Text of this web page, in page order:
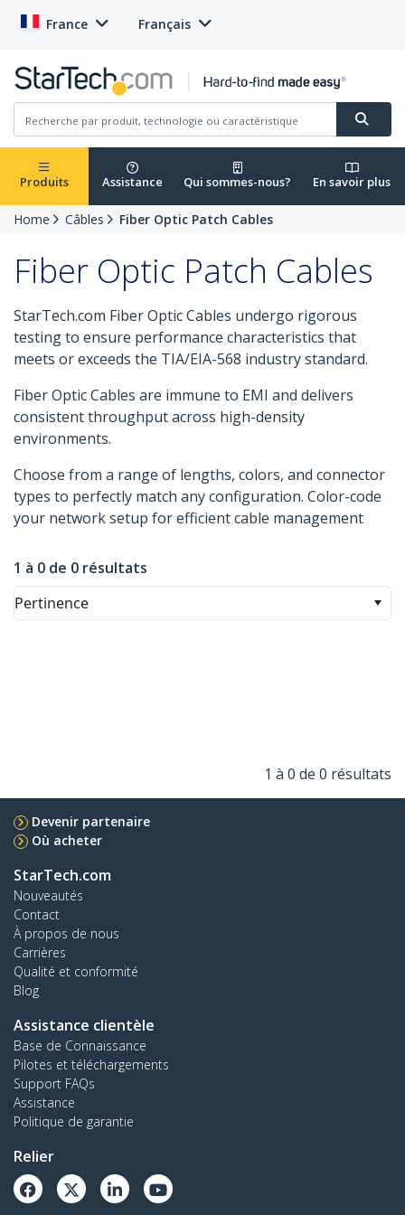
France Français
Produits Assistance Qui sommes-nous? En savoir plus
Home Câbles Fiber Optic Patch Cables
Fiber Optic Patch Cables
StarTech.com Fiber Optic Cables undergo rigorous
testing to ensure performance characteristics that
meets or exceeds the TIA/EIA-568 industry standard.
Fiber Optic Cables are immune to EMI and delivers
consistent throughput across high-density
environments.
Choose from a range of lengths, colors, and connector
types to perfectly match any configuration. Color-code
your network setup for efficient cable management
1 à 0 de 0 résultats
Pertinence
1 à 0 de 0 résultats
Devenir partenaire
Où acheter
StarTech.com
Nouveautés
Contact
À propos de nous
Carrières
Qualité et conformité
Blog
Assistance clientèle
Base de Connaissance
Pilotes et téléchargements
Support FAQs
Assistance
Politique de garantie
Relier